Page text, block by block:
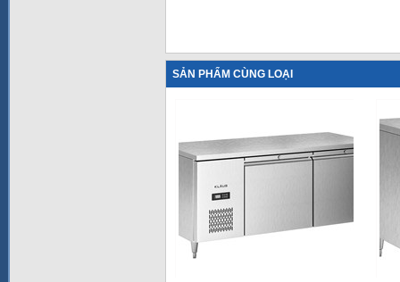
SẢN PHẨM CÙNG LOẠI